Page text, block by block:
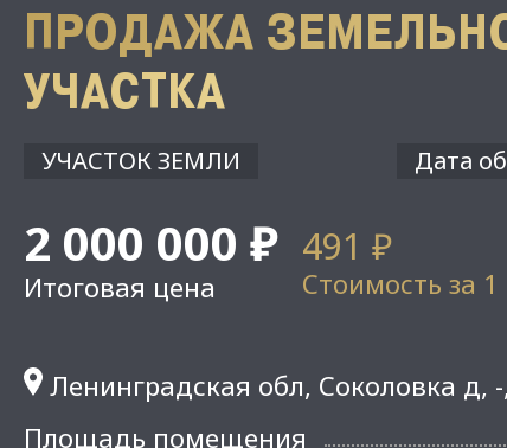
ПРОДАЖА
УЧАСТКА
УЧАСТОК ЗЕМЛИ Дата
2 000 000 ₽
Итоговая цена
491 ₽
Стоимость за
Ленинградская обл, Соколовка д, -
Площадь помещения